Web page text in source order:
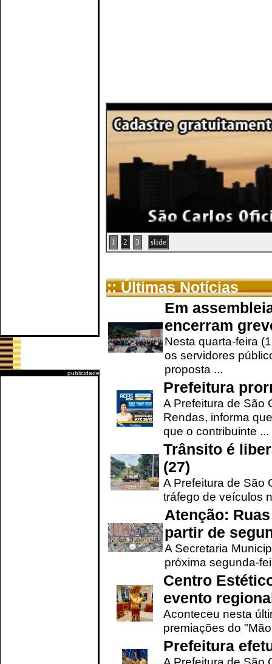
publicidade
1 2 3 slide
:: Últimas Notícias
Em
encerram
Nesta quarta-feira
os servidores
proposta ...
Prefeitura
A Prefeitura de São
Rendas, informa
que o contribuinte ...
Trânsito é
(27)
A Prefeitura de São
tráfego de veículos
Atenção:
partir de
A Secretaria
próxima segunda-
Centro
evento
Aconteceu nesta
premiações do
Prefeitura